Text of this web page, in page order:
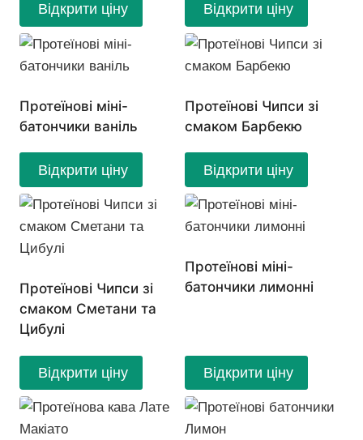
Відкрити ціну Відкрити ціну
Протеїнові міні-
батончики ваніль
Відкрити ціну
Протеїнові Чипси зі
смаком Барбекю
Відкрити ціну
Протеїнові Чипси зі
смаком Сметани та
Цибулі
Відкрити ціну
Протеїнові міні-
батончики лимонні
Відкрити ціну